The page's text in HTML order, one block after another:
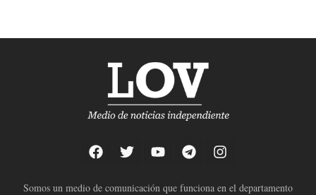
Somos un medio de comunicación que funciona en el departamento